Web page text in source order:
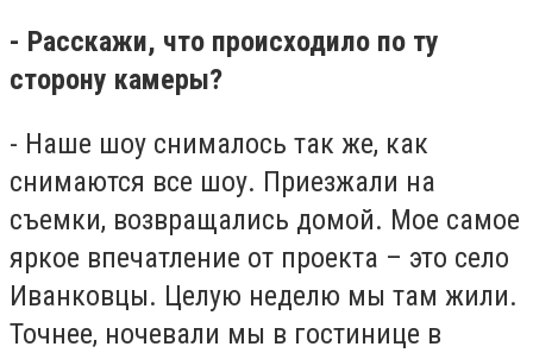
- Расскажи, что происходило по ту
сторону камеры?
- Наше шоу снималось так же, как
снимаются все шоу. Приезжали на
съемки, возвращались домой. Мое самое
яркое впечатление от проекта – это село
Иванковцы. Целую неделю мы там жили.
Точнее, ночевали мы в гостинице в